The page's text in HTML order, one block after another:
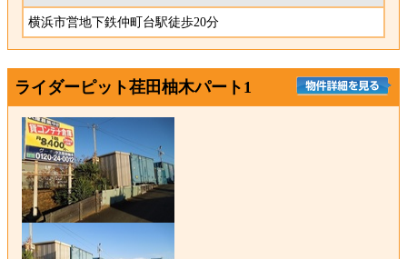
横浜市営地下鉄仲町台駅徒歩20分
ライダーピット荏田柚木パート1